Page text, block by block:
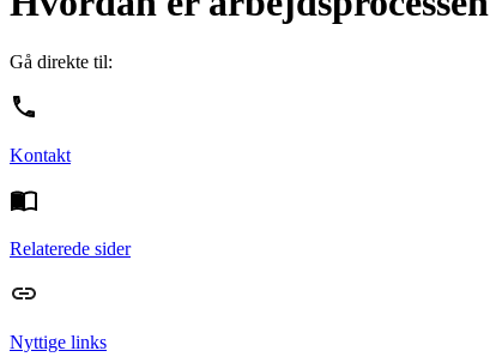
Gå direkte til:
Kontakt
Relaterede sider
Nyttige links